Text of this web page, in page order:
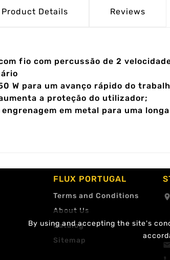
By using and accepting the site's
Product Details Reviews
fio com percussão de 2
W para um avanço rápido do
a proteção do utilizador;
em metal para uma
FLUX PORTUGAL
Terms and Conditions
About Us
Catalog
Sitemap
location_on
email